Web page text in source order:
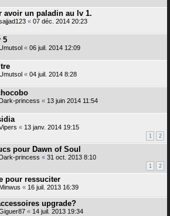
avoir un paladin au lv 1.
« 07 déc. 2014 20:23
5
« 06 juil. 2014 12:09
« 04 juil. 2014 8:28
Dark-princess « 13 juin 2014 11:54
« 13 janv. 2014 19:15
1 2
pour Dawn of Soul
Dark-princess « 31 oct. 2013 8:10
1 2
pour ressuciter
Minwus « 16 juil. 2013 16:39
upgrade?
« 14 juil. 2013 19:34